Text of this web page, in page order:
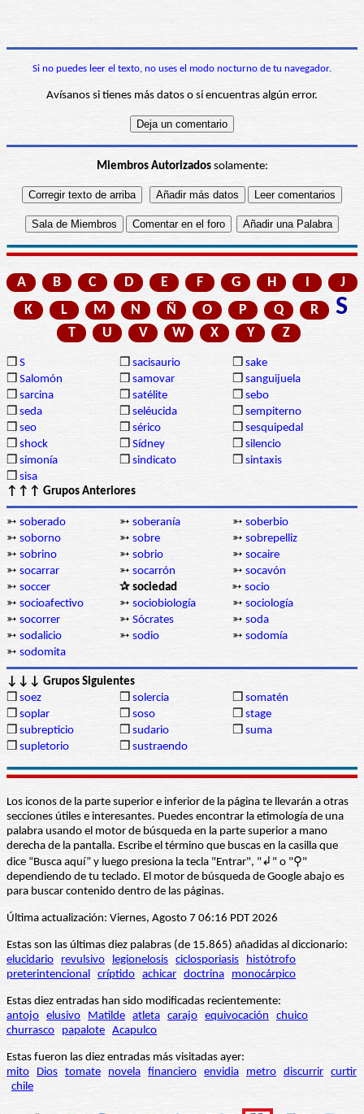
Si no puedes leer el texto, no uses el modo nocturno de tu navegador.
Avísanos si tienes más datos o si encuentras algún error.
Miembros Autorizadossolamente:
A B C D E F G H I
J
K
L M N Ñ O P Q R S
T U V W X Y Z
❒ S ❒ sacisaurio ❒ sake
❒ Salomón ❒ samovar ❒ sanguijuela
❒ sarcina ❒ satélite ❒ sebo
❒ seda ❒ seléucida ❒ sempiterno
❒ seo ❒ sérico ❒ sesquipedal
❒ shock ❒ Sídney ❒ silencio
❒ simonía ❒ sindicato ❒ sintaxis
❒ sisa
↑↑↑ Grupos Anteriores
➳ soberado ➳ soberanía ➳ soberbio
➳ soborno ➳ sobre ➳ sobrepelliz
➳ sobrino ➳ sobrio ➳ socaire
➳ socarrar ➳ socarrón ➳ socavón
➳ soccer ✰ sociedad ➳ socio
➳ socioafectivo ➳ sociobiología ➳ sociología
➳ socorrer ➳ Sócrates ➳ soda
➳ sodalicio ➳ sodio ➳ sodomía
➳ sodomita
↓↓↓ Grupos Siguientes
❒ soez ❒ solercia ❒ somatén
❒ soplar ❒ soso ❒ stage
❒ subrepticio ❒ sudario ❒ suma
❒ supletorio ❒ sustraendo
Los iconos de la parte superior e inferior de la página te llevarán a otras
secciones útiles e interesantes. Puedes encontrar la etimología de una
palabra usando el motor de búsqueda en la parte superior a mano
derecha de la pantalla. Escribe el término que buscas en la casilla que
dice “Busca aquí” y luego presiona la tecla "Entrar", "↲" o "⚲"
dependiendo de tu teclado. El motor de búsqueda de Google abajo es
para buscar contenido dentro de las páginas.
Última actualización: Viernes, Agosto 7 06:16 PDT 2026
Estas son las últimas diez palabras (de 15.865) añadidas al diccionario:
elucidario
revulsivo legionelosis ciclosporiasis
histótrofo
preterintencional críptido achicar doctrina monocárpico
Estas diez entradas han sido modificadas recientemente:
antojo elusivo Matilde atleta carajo equivocación
chuico
churrasco
papalote Acapulco
Estas fueron las diez entradas más visitadas ayer:
mito
Dios tomate novela financiero envidia metro discurrir curtir
chile